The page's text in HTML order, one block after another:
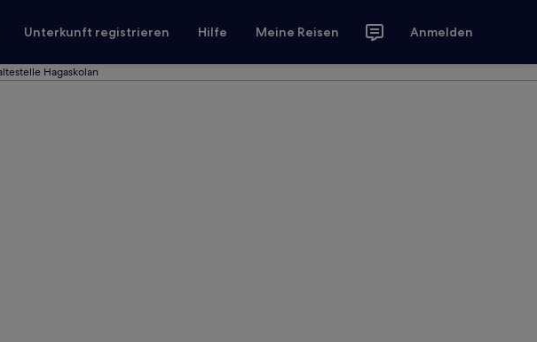
Unterkunft registrieren Hilfe Meine Reisen Anmelden
Hagaskolan